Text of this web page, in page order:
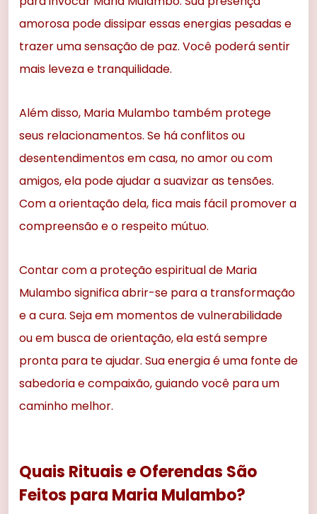
amorosa pode dissipar essas energias pesadas e
trazer uma sensação de paz. Você poderá sentir
mais leveza e tranquilidade.
Além disso, Maria Mulambo também protege
seus relacionamentos. Se há conflitos ou
desentendimentos em casa, no amor ou com
amigos, ela pode ajudar a suavizar as tensões.
Com a orientação dela, fica mais fácil promover a
compreensão e o respeito mútuo.
Contar com a proteção espiritual de Maria
Mulambo significa abrir-se para a transformação
e a cura. Seja em momentos de vulnerabilidade
ou em busca de orientação, ela está sempre
pronta para te ajudar. Sua energia é uma fonte de
sabedoria e compaixão, guiando você para um
caminho melhor.
Quais Rituais e Oferendas São
Feitos para Maria Mulambo?